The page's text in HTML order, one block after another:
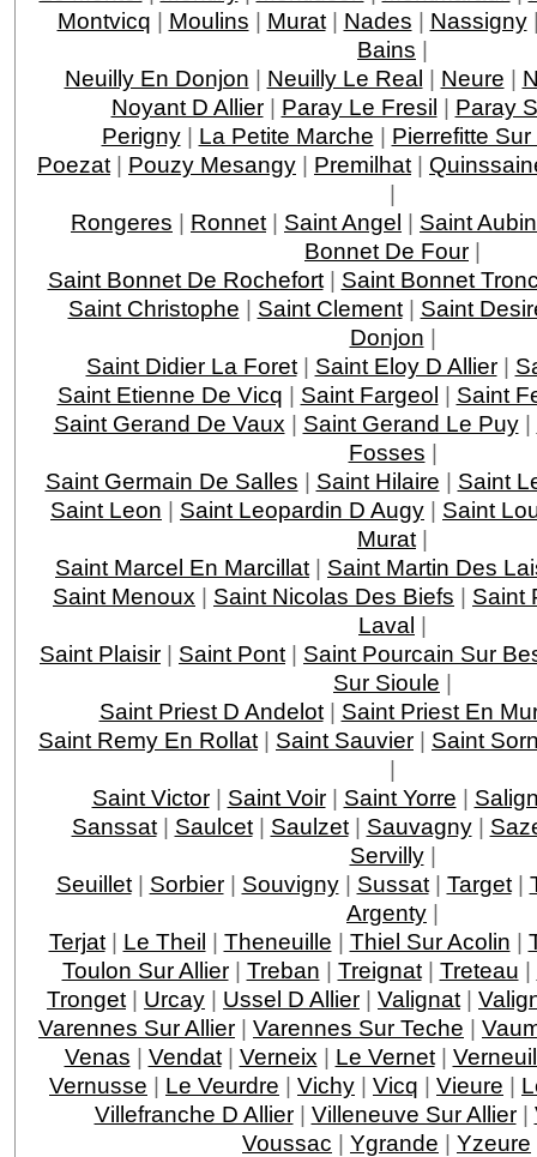
Montvicq | Moulins | Murat| Nades | Nassigny
Bains |
Neuilly En Donjon | Neuilly Le Real | Neure |
Noyant D Allier| Paray Le Fresil | Paray
Perigny| La Petite Marche | Pierrefitte Sur
Poezat | Pouzy Mesangy | Premilhat |
|
Rongeres | Ronnet | Saint Angel | Saint
Bonnet De Four |
Saint Bonnet De Rochefort| Saint Bonnet
Saint Christophe | Saint Clement| Saint
Donjon |
Saint Didier La Foret| Saint Eloy D Allier|
Saint Etienne De Vicq | Saint Fargeol | Saint
Saint Gerand De Vaux | Saint Gerand Le Puy|
Fosses |
Saint Germain De Salles | Saint Hilaire | Saint
Saint Leon | Saint Leopardin D Augy | Saint
Murat |
Saint Marcel En Marcillat | Saint Martin Des
Saint Menoux | Saint Nicolas Des Biefs | Saint
Laval |
Saint Plaisir | Saint Pont | Saint Pourcain Sur
Sur Sioule |
Saint Priest D Andelot| Saint Priest En
Saint Remy En Rollat | Saint Sauvier | Saint
|
Saint Victor| Saint Voir| Saint Yorre |
Sanssat| Saulcet| Saulzet| Sauvagny|
Servilly|
Seuillet| Sorbier| Souvigny| Sussat| Target|
Argenty |
Terjat| Le Theil | Theneuille | Thiel Sur Acolin |
Toulon Sur Allier| Treban | Treignat| Treteau |
Tronget | Urcay | Ussel D Allier | Valignat |
Varennes Sur Allier | Varennes Sur Teche |
Venas | Vendat| Verneix | Le Vernet|
Vernusse | Le Veurdre | Vichy | Vicq | Vieure |
Villefranche D Allier| Villeneuve Sur Allier|
Voussac | Ygrande | Yzeure